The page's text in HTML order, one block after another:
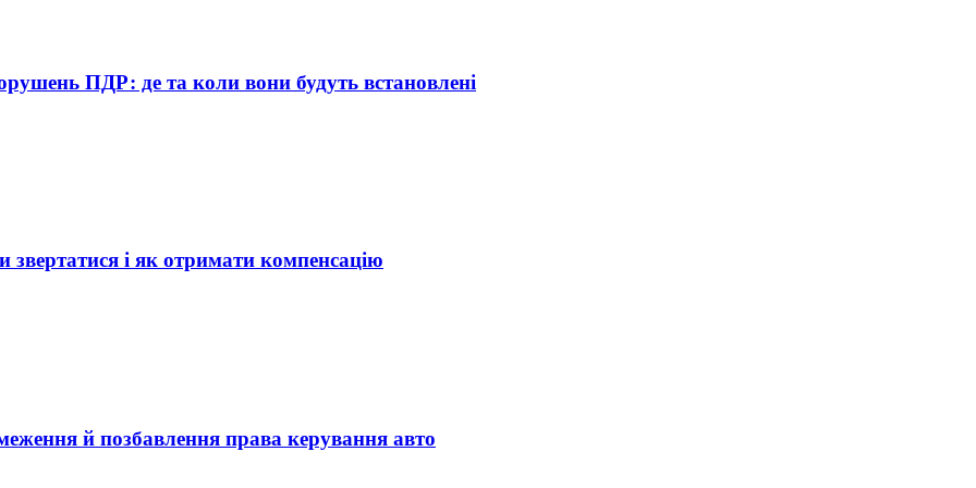
ПДР: де та коли вони будуть встановлені
і як отримати компенсацію
й позбавлення права керування авто